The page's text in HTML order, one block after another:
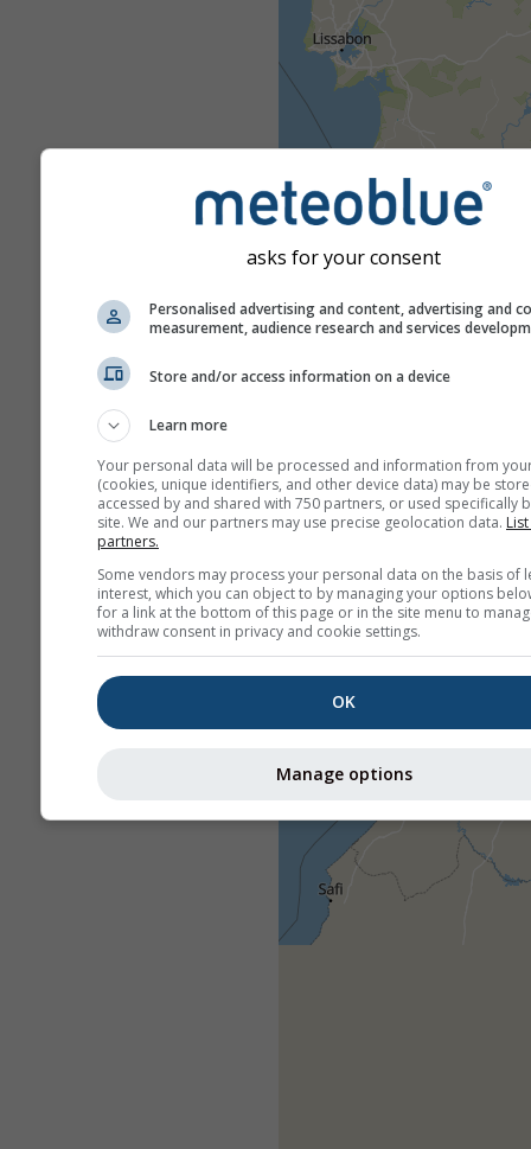
asks for your consent
Personalised advertising and content, advertising and
measurement, audience research and services
Store and/or access information on a device
Learn more
Your personal data will be processed and information from
(cookies, unique identifiers, and other device data) may be
accessed by and shared with 750 partners, or used specifically
site. We and our partners may use precise geolocation data.
partners.
Some vendors may process your personal data on the basis of
interest, which you can object to by managing your options
for a link at the bottom of this page or in the site menu to
withdraw consent in privacy and cookie settings.
OK
Manage options